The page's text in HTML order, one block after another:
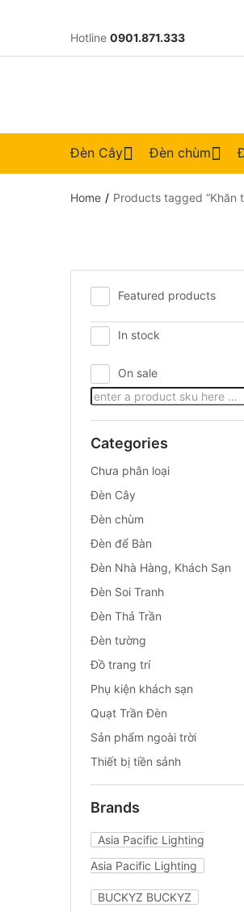
Hotline 0901.871.333
Đèn Cây Đèn chùm
Home Products tagged “Khăn
Featured products
In stock
On sale
Categories
Chưa phân loại
Đèn Cây
Đèn chùm
Đèn để Bàn
Đèn Nhà Hàng, Khách Sạn
Đèn Soi Tranh
Đèn Thả Trần
Đèn tường
Đồ trang trí
Phụ kiện khách sạn
Quạt Trần Đèn
Sản phẩm ngoài trời
Thiết bị tiền sảnh
Brands
Asia Pacific Lighting
Asia Pacific Lighting
BUCKYZ BUCKYZ